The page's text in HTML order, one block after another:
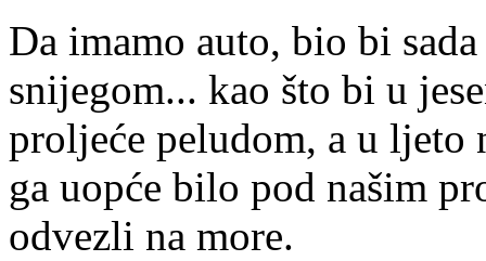
Da imamo auto, bio bi
snijegom... kao što bi u
proljeće peludom, a u
ga uopće bilo pod našim
odvezli na more.